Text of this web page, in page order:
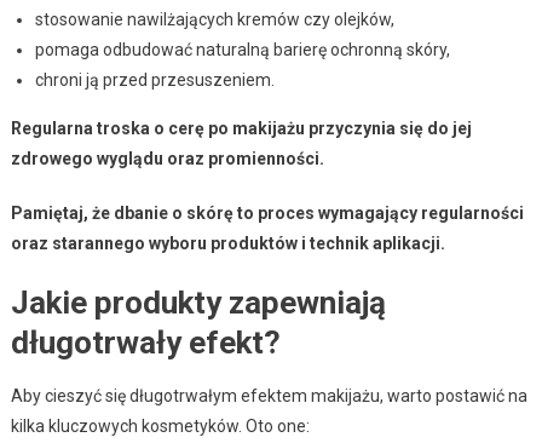
stosowanie nawilżających kremów czy olejków,
pomaga odbudować naturalną barierę ochronną skóry,
chroni ją przed przesuszeniem.
Regularna troska o cerę po makijażu przyczynia się do jej
zdrowego wyglądu oraz promienności.
Pamiętaj, że dbanie o skórę to proces wymagający regularności
oraz starannego wyboru produktów i technik aplikacji.
Jakie produkty zapewniają
długotrwały efekt?
Aby cieszyć się długotrwałym efektem makijażu, warto postawić na
kilka kluczowych kosmetyków. Oto one: